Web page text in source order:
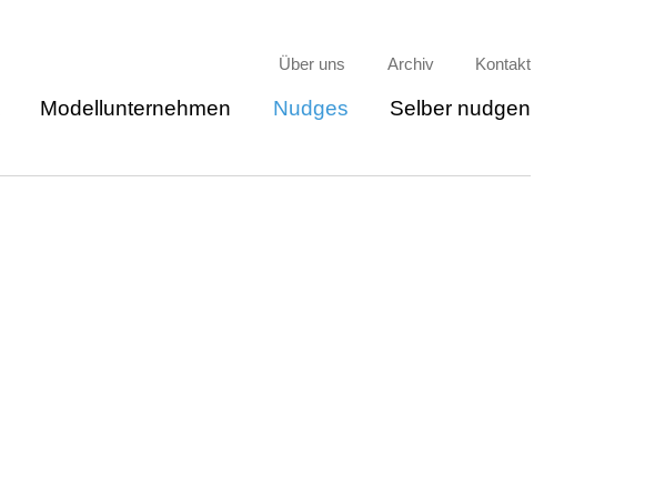
Modellunternehmen Nudges Selber nudgen
Über uns Archiv Kontakt